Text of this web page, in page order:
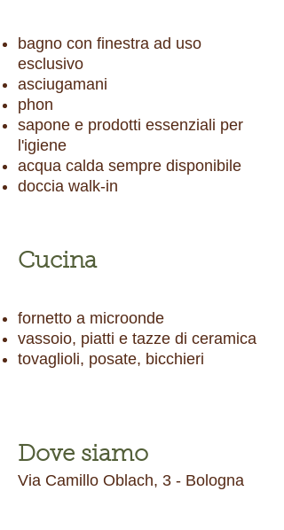
bagno con finestra ad uso
esclusivo
asciugamani
phon
sapone e prodotti essenziali per
l'igiene
acqua calda sempre disponibile
doccia walk-in
Cucina
fornetto a microonde
vassoio, piatti e tazze di ceramica
tovaglioli, posate, bicchieri
Dove siamo
Via Camillo Oblach, 3 - Bologna